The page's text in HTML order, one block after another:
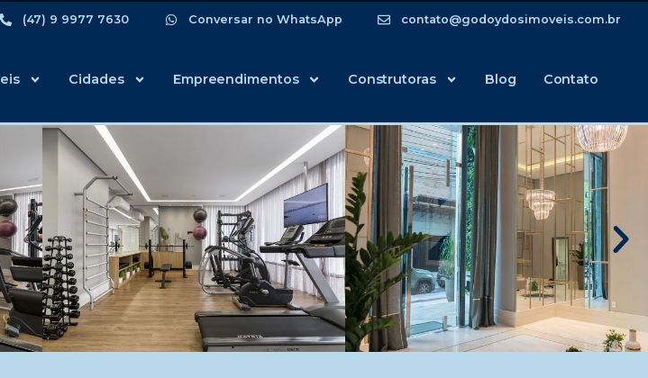
(47) 9 9977 7630 Conversar no WhatsApp contato@godoydosimoveis.com.br
Cidades Empreendimentos Construtoras Blog Contato